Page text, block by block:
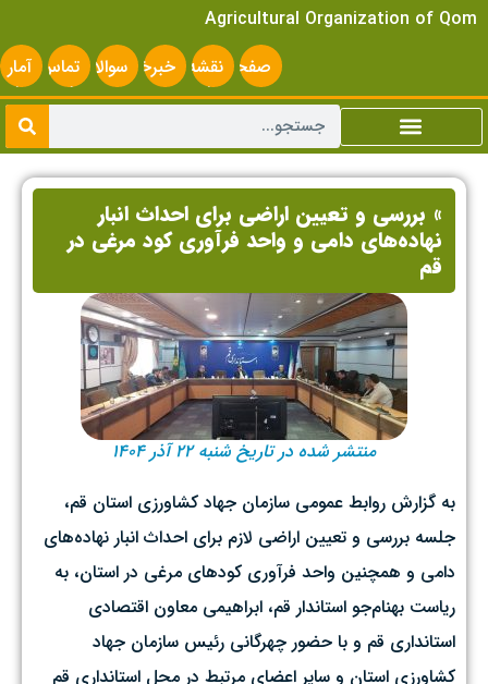
Agricultural Organization of Qom
صفحه
اصلی
نقشه
سایت
خبرخوانسوالات
متداول
تماس
با ما
آمار
» بررسی و تعیین اراضی برای احداث انبار
نهاده‌های دامی و واحد فرآوری کود مرغی در
قم
منتشر شده در تاریخ شنبه ۲۲ آذر ۱۴۰۴
به گزارش روابط عمومی سازمان جهاد کشاورزی استان قم،
جلسه بررسی و تعیین اراضی لازم برای احداث انبار نهاده‌های
دامی و همچنین واحد فرآوری کودهای مرغی در استان، به
ریاست بهنام‌جو استاندار قم، ابراهیمی معاون اقتصادی
استانداری قم و با حضور چهرگانی رئیس سازمان جهاد
کشاورزی استان و سایر اعضای مرتبط در محل استانداری قم